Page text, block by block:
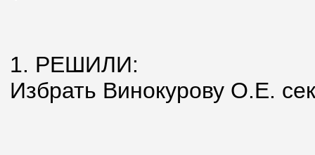
1. РЕШИЛИ:
Избрать Винокурову О.Е.